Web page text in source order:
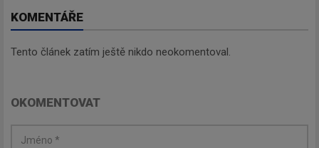
KOMENTÁŘE
Tento článek zatím ještě nikdo neokomentoval.
OKOMENTOVAT